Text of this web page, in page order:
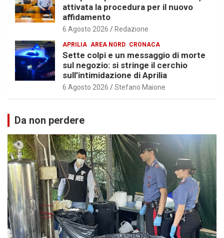
attivata la procedura per il nuovo
affidamento
6 Agosto 2026 Redazione
APRILIA AREA NORD CRONACA
Sette colpi e un messaggio di morte
sul negozio: si stringe il cerchio
sull’intimidazione di Aprilia
6 Agosto 2026 Stefano Maione
Da non perdere